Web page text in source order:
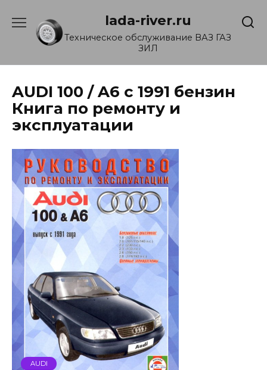
содержанию
lada-river.ru
Техническое обслуживание ВАЗ ГАЗ
ЗИЛ
AUDI 100 / A6 c 1991 бензин
Книга по ремонту и
эксплуатации
AUDI